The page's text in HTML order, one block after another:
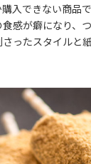
入できない商品
感が癖になり、
ったスタイルと